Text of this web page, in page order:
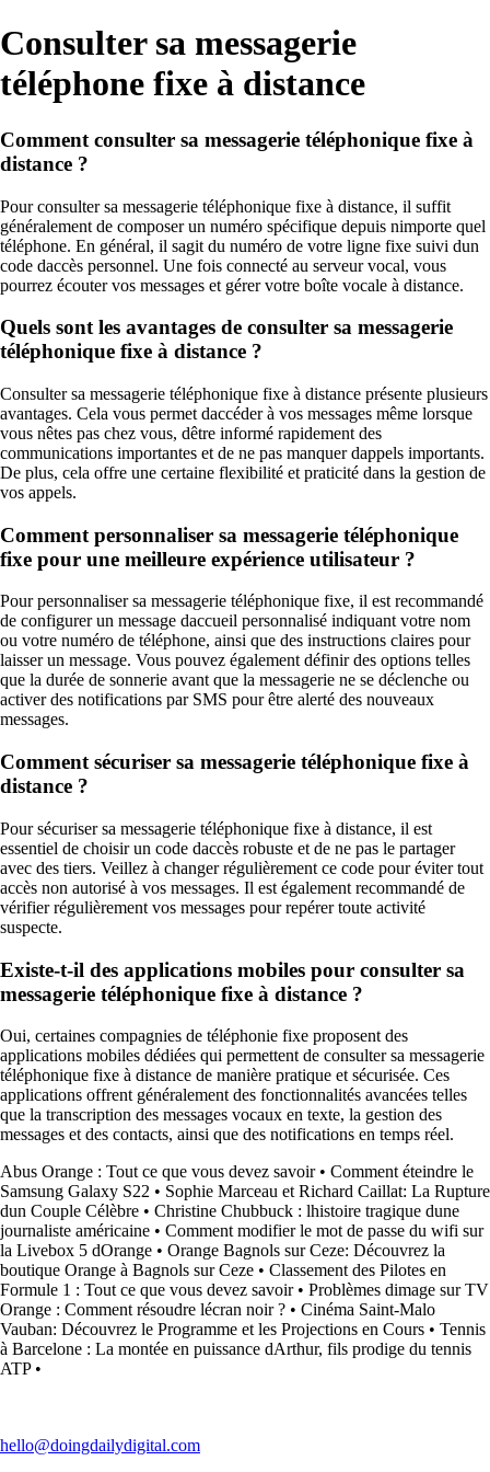
Consulter sa messagerie
téléphone fixe à distance
Comment consulter sa messagerie téléphonique fixe à
distance ?
Pour consulter sa messagerie téléphonique fixe à distance, il suffit
généralement de composer un numéro spécifique depuis nimporte quel
téléphone. En général, il sagit du numéro de votre ligne fixe suivi dun
code daccès personnel. Une fois connecté au serveur vocal, vous
pourrez écouter vos messages et gérer votre boîte vocale à distance.
Quels sont les avantages de consulter sa messagerie
téléphonique fixe à distance ?
Consulter sa messagerie téléphonique fixe à distance présente plusieurs
avantages. Cela vous permet daccéder à vos messages même lorsque
vous nêtes pas chez vous, dêtre informé rapidement des
communications importantes et de ne pas manquer dappels importants.
De plus, cela offre une certaine flexibilité et praticité dans la gestion de
vos appels.
Comment personnaliser sa messagerie téléphonique
fixe pour une meilleure expérience utilisateur ?
Pour personnaliser sa messagerie téléphonique fixe, il est recommandé
de configurer un message daccueil personnalisé indiquant votre nom
ou votre numéro de téléphone, ainsi que des instructions claires pour
laisser un message. Vous pouvez également définir des options telles
que la durée de sonnerie avant que la messagerie ne se déclenche ou
activer des notifications par SMS pour être alerté des nouveaux
messages.
Comment sécuriser sa messagerie téléphonique fixe à
distance ?
Pour sécuriser sa messagerie téléphonique fixe à distance, il est
essentiel de choisir un code daccès robuste et de ne pas le partager
avec des tiers. Veillez à changer régulièrement ce code pour éviter tout
accès non autorisé à vos messages. Il est également recommandé de
vérifier régulièrement vos messages pour repérer toute activité
suspecte.
Existe-t-il des applications mobiles pour consulter sa
messagerie téléphonique fixe à distance ?
Oui, certaines compagnies de téléphonie fixe proposent des
applications mobiles dédiées qui permettent de consulter sa messagerie
téléphonique fixe à distance de manière pratique et sécurisée. Ces
applications offrent généralement des fonctionnalités avancées telles
que la transcription des messages vocaux en texte, la gestion des
messages et des contacts, ainsi que des notifications en temps réel.
Abus Orange : Tout ce que vous devez savoir• Comment éteindre le
Samsung Galaxy S22 • Sophie Marceau et Richard Caillat: La Rupture
dun Couple Célèbre • Christine Chubbuck : lhistoire tragique dune
journaliste américaine • Comment modifier le mot de passe du wifi sur
la Livebox 5 dOrange • Orange Bagnols sur Ceze: Découvrez la
boutique Orange à Bagnols sur Ceze • Classement des Pilotes en
Formule 1 : Tout ce que vous devez savoir• Problèmes dimage sur TV
Orange : Comment résoudre lécran noir ? • Cinéma Saint-Malo
Vauban: Découvrez le Programme et les Projections en Cours • Tennis
à Barcelone : La montée en puissance dArthur, fils prodige du tennis
ATP•
hello@doingdailydigital.com